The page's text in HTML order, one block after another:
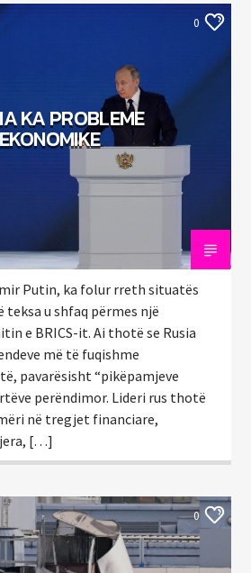
0
KA PROBLEME
EKONOMIKE
Putin, ka folur rreth situatës
teksa u shfaq përmes një
e BRICS-it. Ai thotë se Rusia
më të fuqishme
pavarësisht “pikëpamjeve
perëndimor. Lideri rus thotë
në tregjet financiare,
[…]
0